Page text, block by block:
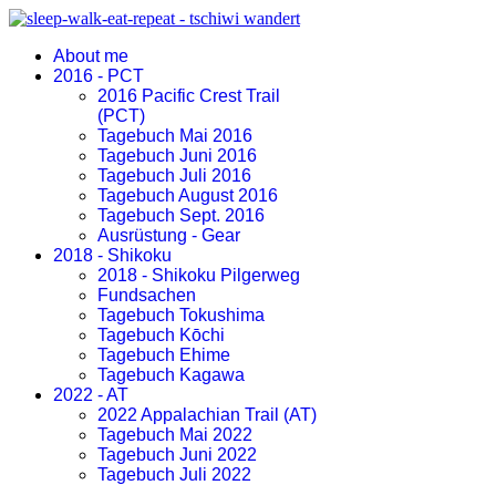
About me
2016 - PCT
2016 Pacific Crest Trail
(PCT)
Tagebuch Mai 2016
Tagebuch Juni 2016
Tagebuch Juli 2016
Tagebuch August 2016
Tagebuch Sept. 2016
Ausrüstung - Gear
2018 - Shikoku
2018 - Shikoku Pilgerweg
Fundsachen
Tagebuch Tokushima
Tagebuch Kōchi
Tagebuch Ehime
Tagebuch Kagawa
2022 - AT
2022 Appalachian Trail (AT)
Tagebuch Mai 2022
Tagebuch Juni 2022
Tagebuch Juli 2022